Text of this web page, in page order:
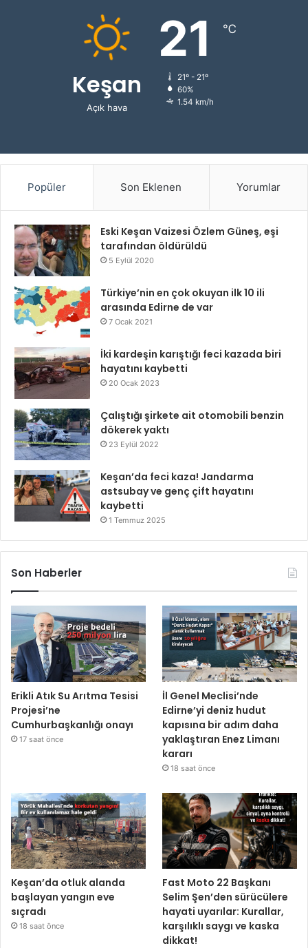
Keşan
Açık hava
21 ℃
21º - 21º
60%
1.54 km/h
Popüler Son Eklenen Yorumlar
Eski Keşan Vaizesi Özlem Güneş, eşi
tarafından öldürüldü
5 Eylül 2020
Türkiye’nin en çok okuyan ilk 10 ili
arasında Edirne de var
7 Ocak 2021
İki kardeşin karıştığı feci kazada biri
hayatını kaybetti
20 Ocak 2023
Çalıştığı şirkete ait otomobili benzin
dökerek yaktı
23 Eylül 2022
Keşan’da feci kaza! Jandarma
astsubay ve genç çift hayatını
kaybetti
1 Temmuz 2025
Son Haberler
Erikli Atık Su Arıtma Tesisi
Projesi’ne
Cumhurbaşkanlığı onayı
17 saat önce
İl Genel Meclisi’nde
Edirne’yi deniz hudut
kapısına bir adım daha
yaklaştıran Enez Limanı
kararı
18 saat önce
Keşan’da otluk alanda
başlayan yangın eve
sıçradı
18 saat önce
Fast Moto 22 Başkanı
Selim Şen’den sürücülere
hayati uyarılar: Kurallar,
karşılıklı saygı ve kaska
dikkat!